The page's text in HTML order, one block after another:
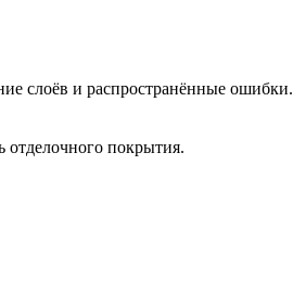
слоёв и распространённые ошибки.
отделочного покрытия.